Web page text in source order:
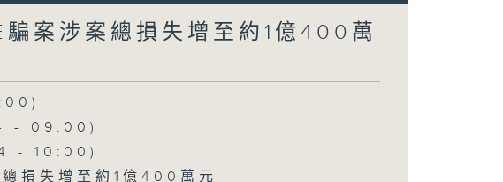
案涉案總損失增至約1億400萬
- 09:00)
- 10:00)
損失增至約1億400萬元